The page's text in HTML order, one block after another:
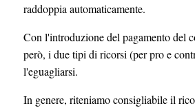
raddoppia automaticamente.
Con l'introduzione del pagamento del
però, i due tipi di ricorsi (per pro e
l'eguagliarsi.
In genere, riteniamo consigliabile il